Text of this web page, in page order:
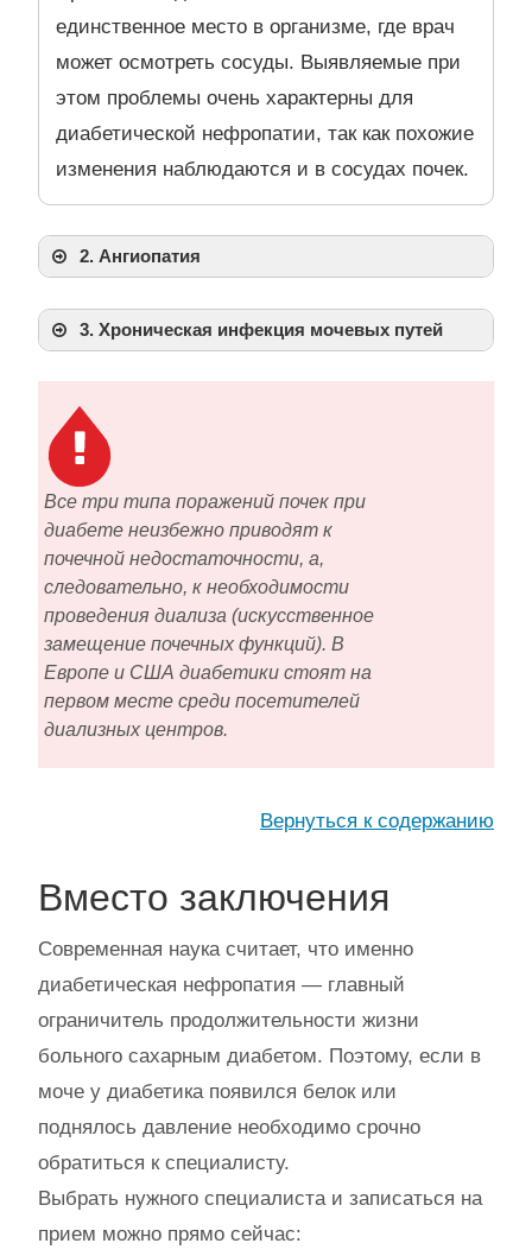
единственное место в организме, где врач
может осмотреть сосуды. Выявляемые при
этом проблемы очень характерны для
диабетической нефропатии, так как похожие
изменения наблюдаются и в сосудах почек.
2. Ангиопатия
3. Хроническая инфекция мочевых путей
Все три типа поражений почек при
диабете неизбежно приводят к
почечной недостаточности, а,
следовательно, к необходимости
проведения диализа (искусственное
замещение почечных функций). В
Европе и США диабетики стоят на
первом месте среди посетителей
диализных центров.
Вернуться к содержанию
Вместо заключения
Современная наука считает, что именно
диабетическая нефропатия — главный
ограничитель продолжительности жизни
больного сахарным диабетом. Поэтому, если в
моче у диабетика появился белок или
поднялось давление необходимо срочно
обратиться к специалисту.
Выбрать нужного специалиста и записаться на
прием можно прямо сейчас: